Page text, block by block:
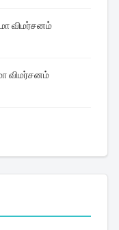
விமர்சனம்
விமர்சனம்